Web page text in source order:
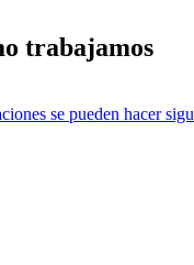
trabajamos
se pueden hacer sigu